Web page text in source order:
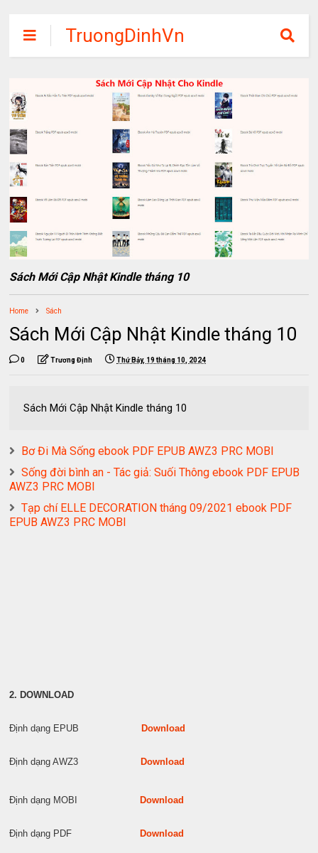
TruongDinhVn
Chia sẽ ebook,
các khóa học,
phần mềm học
tập miễn phí
Sách Mới Cập Nhật Kindle tháng 10
Home Sách
Sách Mới Cập Nhật Kindle tháng 10
0 Trương Định Thứ Bảy, 19 tháng 10, 2024
Sách Mới Cập Nhật Kindle tháng 10
Bơ Đi Mà Sống ebook PDF EPUB AWZ3 PRC MOBI
Sống đời bình an - Tác giả: Suối Thông ebook PDF EPUB
AWZ3 PRC MOBI
Tạp chí ELLE DECORATION tháng 09/2021 ebook PDF
EPUB AWZ3 PRC MOBI
2. DOWNLOAD
Định dạng EPUB Download
Định dạng AWZ3 Download
Định dạng MOBI Download
Định dạng PDF Download